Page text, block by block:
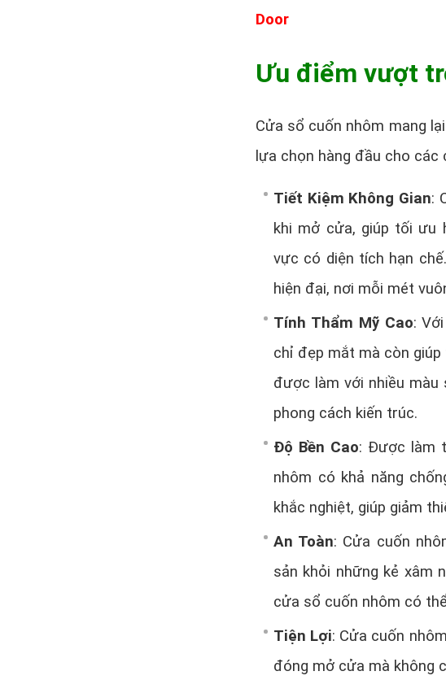
Door
Ưu điểm vượt
Cửa sổ cuốn nhôm mang
lựa chọn hàng đầu cho các
Tiết Kiệm Không Gian:
khi mở cửa, giúp tối ưu
vực có diện tích hạn
hiện đại, nơi mỗi mét
Tính Thẩm Mỹ Cao:
chỉ đẹp mắt mà còn
được làm với nhiều màu
phong cách kiến trúc.
Độ Bền Cao: Được làm
nhôm có khả năng
khắc nghiệt, giúp giảm
An Toàn: Cửa cuốn
sản khỏi những kẻ xâm
cửa sổ cuốn nhôm có
Tiện Lợi: Cửa cuốn
đóng mở cửa mà không